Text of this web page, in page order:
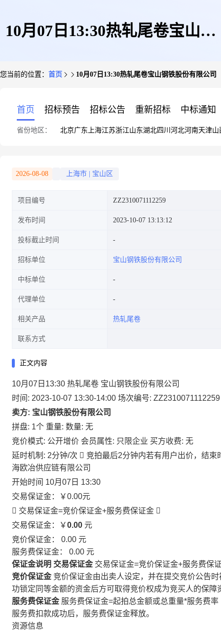
10月07日13:30热轧尾卷宝山钢
您当前的位置： 首页 10月07日13:30热轧尾卷宝山钢铁股份有限公司
首页 招标预告 招标公告 重新招标 中标通知
省份地区： 北京广东 上海江苏浙江山东湖北四川 河北河南天津山
2026-08-08 上海市 宝山区
项目编号 ZZ2310071112259
发布时间 2023-10-07 13:13:12
投标截止时间
招标单位 宝山钢铁股份有限公司
中标单位
代理单位
相关产品 热轧尾卷
联系方式
正文内容
10月07日13:30 热轧尾卷 宝山钢铁股份有限公司
时间: 2023-10-07 13:30-14:00 场次编号: ZZ2310071112259
卖方: 宝山钢铁股份有限公司
拼盘: 1个 重量: 数量: 无
竞价模式: 公开增价 会员属性: 只限企业 买方收费: 无
延时机制: 2分钟/次  竞拍最后2分钟内若有用户出价，结
海欧冶供应链有限公司
开始时间 10月07日 13:30
交易保证金：
￥0.00元
 交易保证金=竞价保证金+服务费保证金 
交易保证金：￥0.00 元
竞价保证金： 0.00 元
服务费保证金： 0.00 元
保证金说明 交易保证金 交易保证金=竞价保证金+服务费保
竞价保证金 竞价保证金由出卖人设定，并在提交竞价公告
功锁定同等金额的资金后方可取得竞价权成为竞买人的保障
服务费保证金 服务费保证金=起拍总金额或总重量*服务费率
服务费扣款成功后，服务费保证金释放。
资源信息